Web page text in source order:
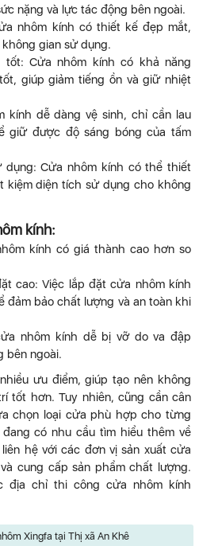
nặng và lực tác động bên ngoài.
nhôm kính có thiết kế đẹp mắt,
gian sử dụng.
tốt: Cửa nhôm kính có khả năng
giúp giảm tiếng ồn và giữ nhiệt
kính dễ dàng vệ sinh, chỉ cần lau
giữ được độ sáng bóng của tấm
dụng: Cửa nhôm kính có thể thiết
kiệm diện tích sử dụng cho không
kính:
kính có giá thành cao hơn so
cao: Việc lắp đặt cửa nhôm kính
đảm bảo chất lượng và an toàn khi
nhôm kính dễ bị vỡ do va đập
bên ngoài.
ưu điểm, giúp tạo nên không
tốt hơn. Tuy nhiên, cũng cần cân
chọn loại cửa phù hợp cho từng
có nhu cầu tìm hiểu thêm về
hệ với các đơn vị sản xuất cửa
cung cấp sản phẩm chất lượng.
địa chỉ thi công cửa nhôm kính
Xingfa tại Thị xã An Khê